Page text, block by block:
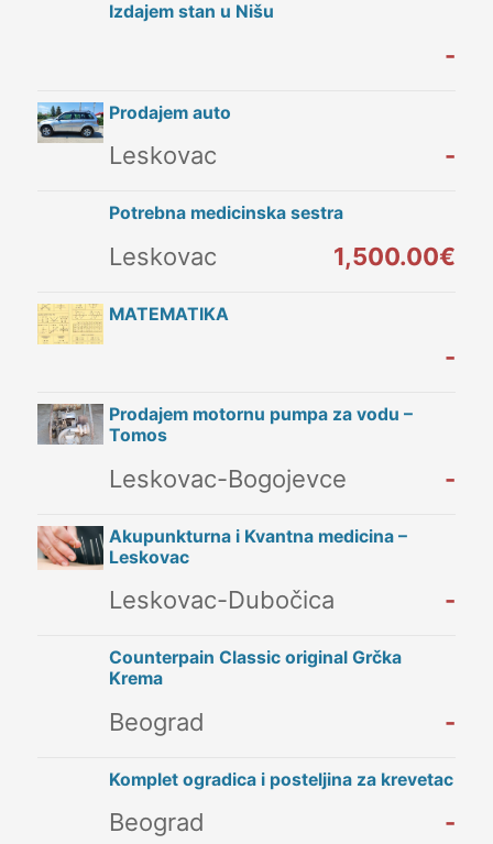
Izdajem stan u Nišu
-
Prodajem auto
Leskovac -
Potrebna medicinska sestra
Leskovac 1,500.00€
MATEMATIKA
-
Prodajem motornu pumpa za vodu –
Tomos
Leskovac-Bogojevce -
Akupunkturna i Kvantna medicina –
Leskovac
Leskovac-Dubočica -
Counterpain Classic original Grčka
Krema
Beograd -
Komplet ogradica i posteljina za krevetac
Beograd -